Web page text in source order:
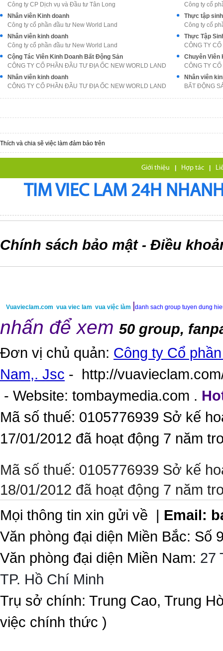
Công ty CP Dịch vụ và Đầu tư Tân Long
Công ty cổ
Nhân viên Kinh doanh
Công ty cổ phần đầu tư New World Land
Thực tập
Công ty cổ
Nhân viên kinh doanh
Công ty cổ phần đầu tư New World Land
CÔNG TY
Cộng Tác Viên Kinh Doanh Bất Động Sản
CÔNG TY CỔ PHẦN ĐẦU TƯ ĐỊA ỐC NEW WORLD LAND
Chuyên Viên
CÔNG TY
Nhân viên kinh doanh
CÔNG TY CỔ PHẦN ĐẦU TƯ ĐỊA ỐC NEW WORLD LAND
Nhân viên
BẤT ĐỘNG
Thích và chia sẽ việc làm đảm bảo trên
Giới thiệu | Hợp tác |
TIM VIEC LAM 24H
Chính sách bảo mật - Điều
Vuavieclam.com vua viec lam vua việc làm |danh sach group tuyen dung
nhấn để xem 50 group,
Đơn vị chủ quản: Công ty Cổ
Nam,. Jsc - http://
- Website: tombaymedia.com .
Mã số thuế: 0105776939 Sở kế
17/01/2012 đã hoạt động 7 năm
Mã số thuế: 0105776939 Sở kế
18/01/2012 đã hoạt động 7 năm
Mọi thông tin xin gửi về | Email:
Văn phòng đại diện Miền Bắc:
Văn phòng đại diện Miền Nam: 27
TP. Hồ Chí Minh
Trụ sở chính: Trung Cao, Trung
việc chính thức )